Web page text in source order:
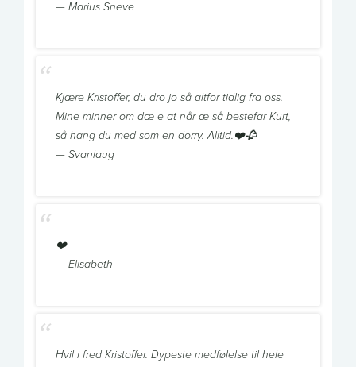
— Marius Sneve
Kjære Kristoffer, du dro jo så altfor tidlig fra oss.
Mine minner om dæ e at når æ så bestefar Kurt,
så hang du med som en dorry. Alltid.❤️🥀
— Svanlaug
❤️
— Elisabeth
Hvil i fred Kristoffer. Dypeste medfølelse til hele